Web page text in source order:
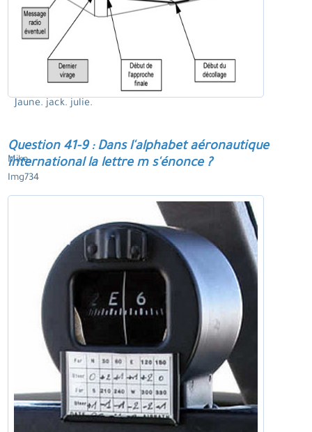
Jaune. jack. julie.
Question 41-9 : Dans l'alphabet aéronautique
international la lettre m s'énonce ?
Mike.
Img734